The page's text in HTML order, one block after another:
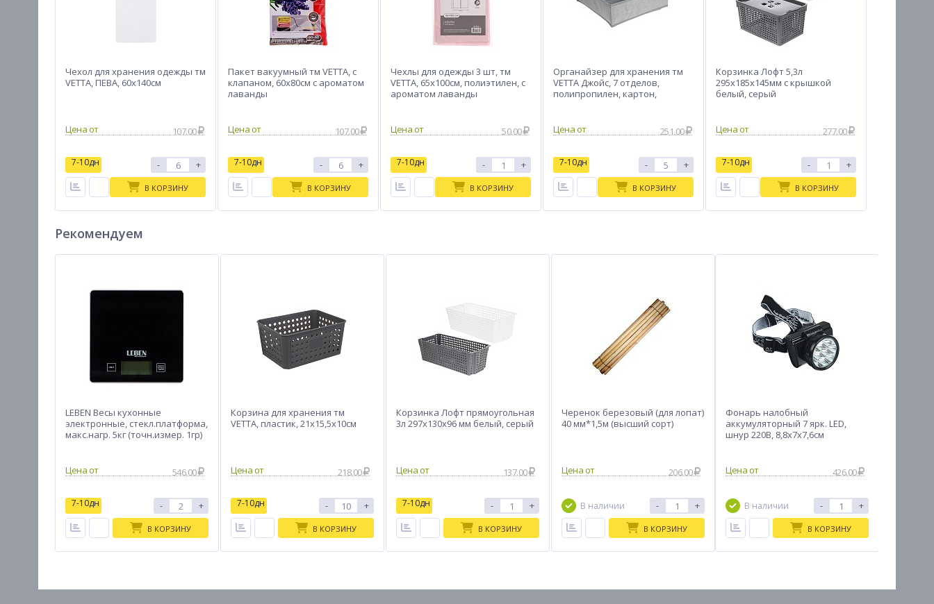
Чехол для хранения одежды тм
VETTA, ПЕВА, 60x140см
Цена от 107.00
7-10дн - +
В КОРЗИНУ
Пакет вакуумный тм VETTA, с
клапаном, 60х80см с ароматом
лаванды
Цена от 107.00
7-10дн - +
В КОРЗИНУ
Чехлы для одежды 3 шт, тм
VETTA, 65х100см, полиэтилен, с
ароматом лаванды
Цена от 50.00
7-10дн - +
В КОРЗИНУ
Органайзер для хранения тм
VETTA Джойс, 7 отделов,
полипропилен, картон,
Цена от
251.00
7-10дн - +
В КОРЗИНУ
Корзинка Лофт 5,3л
295х185х145мм с крышкой
белый, серый
Цена от 277.00
7-10дн - +
В КОРЗИНУ
Рекомендуем
LEBEN Весы кухонные
электронные, стекл.платформа,
макс.нагр. 5кг (точн.измер. 1гр)
546.00
7-10дн - +
В КОРЗИНУ
Корзина для хранения тм
VETTA, пластик, 21х15,5х10см
218.00
7-10дн - +
В КОРЗИНУ
Корзинка Лофт прямоугольная
3л 297х130х96 мм белый, серый
137.00
7-10дн - +
В КОРЗИНУ
Черенок березовый (для лопат)
40 мм*1,5м (высший сорт)
206.00
В наличии - +
В КОРЗИНУ
Фонарь налобный
аккумуляторный 7 ярк. LED,
шнур 220В, 8,8х7х7,6см
426.00
В наличии - +
В КОРЗИНУ